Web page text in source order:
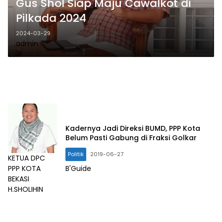
Gus Shol Siap Maju Cawalkot di
Pilkada 2024
2024-03-29
admin
KETUA DPC
PPP KOTA
BEKASI
H.SHOLIHIN
Kadernya Jadi Direksi BUMD, PPP Kota
Belum Pasti Gabung di Fraksi Golkar
Politik 2019-06-27
B'Guide